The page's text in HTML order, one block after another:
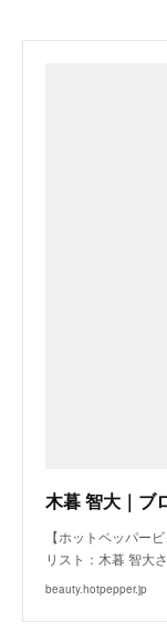
【ホットペッパー
リスト：木暮 智大
beauty.hotpepper.jp